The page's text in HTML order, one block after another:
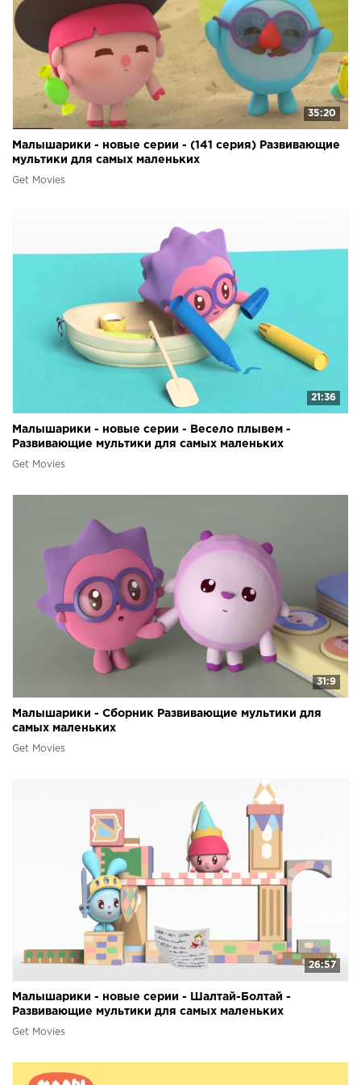
35:20
Малышарики - новые серии - (141 серия) Развивающие
мультики для самых маленьких
Get Movies
21:36
Малышарики - новые серии - Весело плывем -
Развивающие мультики для самых маленьких
Get Movies
31:9
Малышарики - Сборник Развивающие мультики для
самых маленьких
Get Movies
26:57
Малышарики - новые серии - Шалтай-Болтай -
Развивающие мультики для самых маленьких
Get Movies